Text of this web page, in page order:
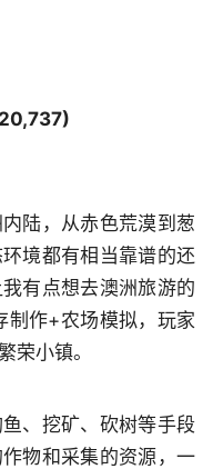
陆，从赤色荒漠到葱
境都有相当靠谱的还
有点想去澳洲旅游的
制作+农场模拟，玩家
荣小镇。
、挖矿、砍树等手段
物和采集的资源，一